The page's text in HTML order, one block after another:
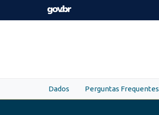
Skip to main content
Dados Perguntas Frequentes